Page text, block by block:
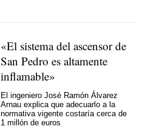
«El sistema del ascensor de
San Pedro es altamente
inflamable»
El ingeniero José Ramón Álvarez
Arnau explica que adecuarlo a la
normativa vigente costaría cerca de
1 millón de euros